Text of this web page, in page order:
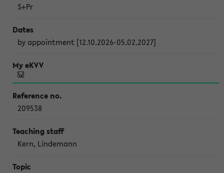
S+Pr
by appointment [12.10.2026-05.02.2027]
209538
Kern, Lindemann